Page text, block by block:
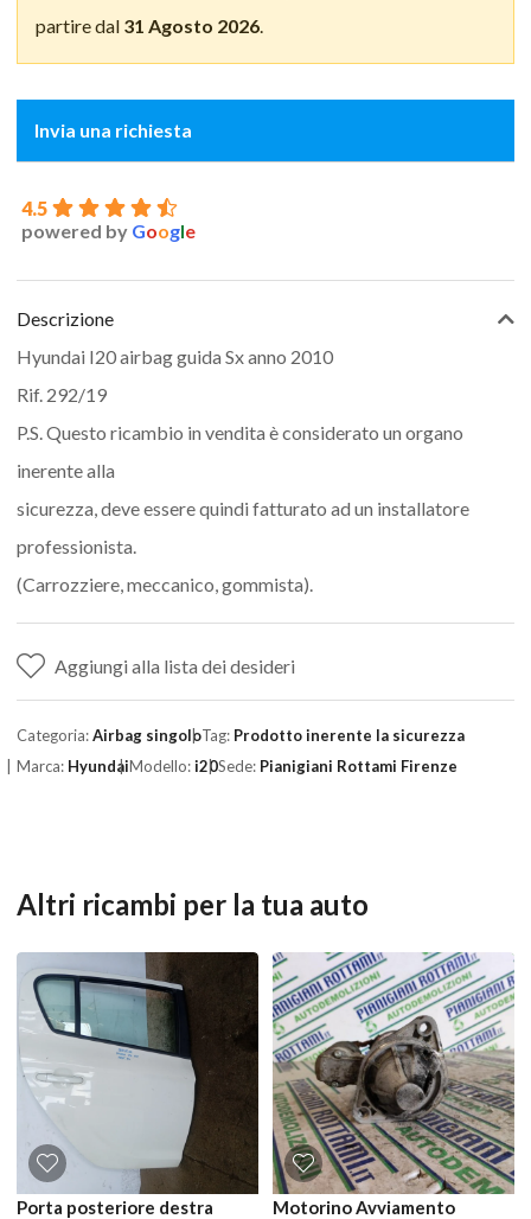
partire dal 31 Agosto 2026.
Invia una richiesta
4.5
powered by Google
Descrizione
Hyundai I20 airbag guida Sx anno 2010
Rif. 292/19
P.S. Questo ricambio in vendita è considerato un organo
inerente alla
sicurezza, deve essere quindi fatturato ad un installatore
professionista.
(Carrozziere, meccanico, gommista).
Aggiungi alla lista dei desideri
Categoria:Airbag singoloTag: Prodotto inerente la sicurezza
Marca: HyundaiModello:i20Sede: Pianigiani Rottami Firenze
Altri ricambi per la tua auto
Porta posteriore destra
Motorino Avviamento